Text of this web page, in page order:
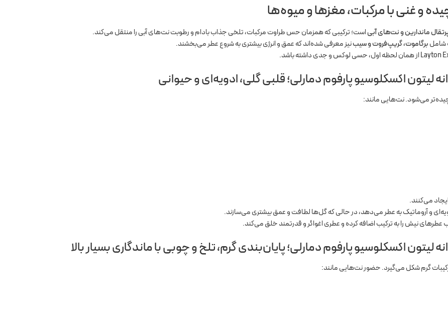
و غنی با مرکبات، مغزها و میوه‌ها
پرتقال ماندارین و نت‌های آبیاست؛ ترکیبی که همزمان حس طراوت مرکبات، تلخی جذاب بادام و رطوبت نت‌های آبی را منتقل می‌کند.
شاملبرگاموت، گریپ‌فروت و سیبنیز معرفی شده‌اند که عمق و انرژی بیشتری به شروع عطر می‌بخشند.
لیتون اکسکلوسیو پارفوم دمارلی؛ قلبی گلی، ادویه‌ای و حیوانی
می‌شود. نت‌هایی مانند:
می‌کنند.
و آروماتیک به عطر می‌دهد، در حالی که گل‌ها لطافت و عمق بیشتری می‌سازند.
لیتون اکسکلوسیو پارفوم دمارلی؛ پایان‌بندی گرم، تلخ و چوبی با ماندگاری بسیار بالا
گرم شکل می‌گیرد. حضور نت‌هایی مانند: